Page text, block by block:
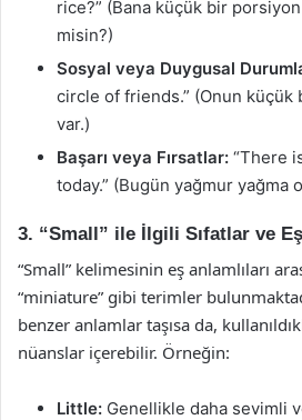
rice?” (Bana küçük bir
misin?)
Sosyal veya Duygusal
circle of friends.” (Onun küçük
var.)
Başarı veya Fırsatlar: “There
today.” (Bugün yağmur yağma
3. “Small” ile İlgili Sıfatlar ve
“Small” kelimesinin eş anlamlıları
“miniature” gibi terimler
benzer anlamlar taşısa da,
nüanslar içerebilir. Örneğin:
Little: Genellikle daha sevimli